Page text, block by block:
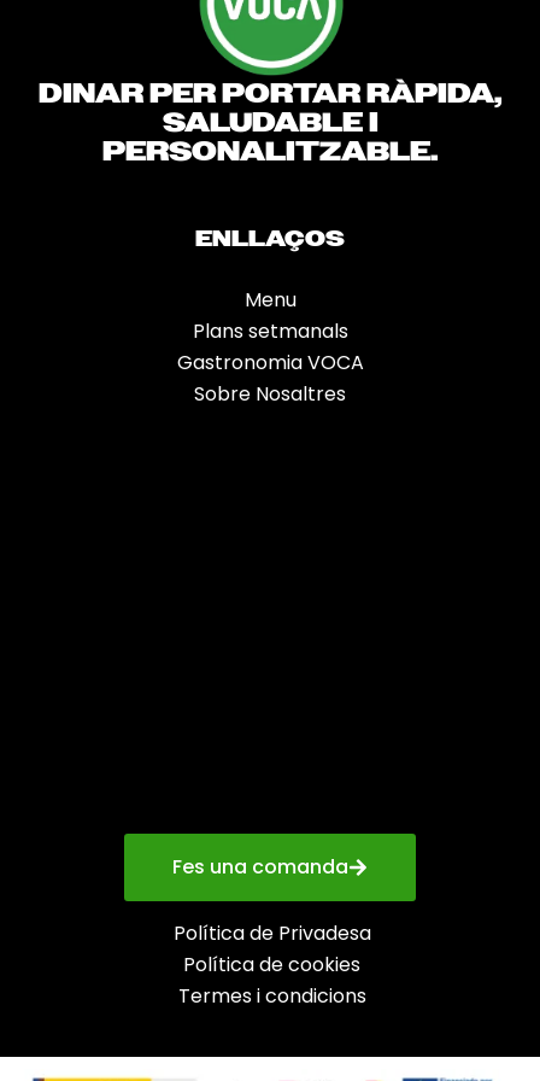
DINAR PER PORTAR RÀPIDA,
SALUDABLE I
PERSONALITZABLE.
ENLLAÇOS
Menu
Plans setmanals
Gastronomia VOCA
Sobre Nosaltres
Fes una comanda
Política de Privadesa
Política de cookies
Termes i condicions